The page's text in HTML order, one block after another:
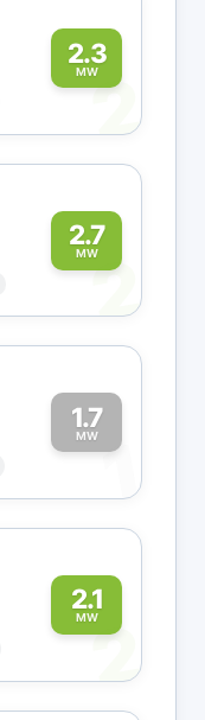
2.3
MW2
2.7
MW2
1.7
MW1
2.1
MW2